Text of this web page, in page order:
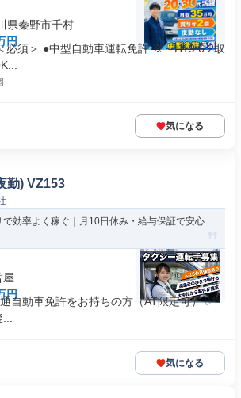
県秦野市千村
円
必須＞ ●中型自動車運転免許 ※～H19.6.2取
気になる
勤) VZ153
で効率よく稼ぐ｜月10日休み・給与保証で安心
屋
円
自動車免許をお持ちの方（AT限定可） ✅️
気になる